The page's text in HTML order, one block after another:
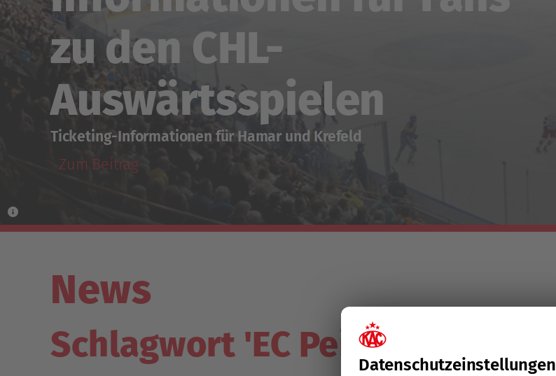
Datenschutz­einstellungen
zu den CHL-
Auswärtsspielen
Ticketing-Informationen für Hamar und Krefeld
Zum Beitrag
News
Schlagwort 'EC Peiting'